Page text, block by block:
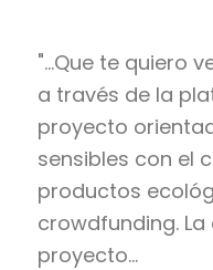
"...Que te quiero
a través de la
proyecto
sensibles con el
productos
crowdfunding.
proyecto…